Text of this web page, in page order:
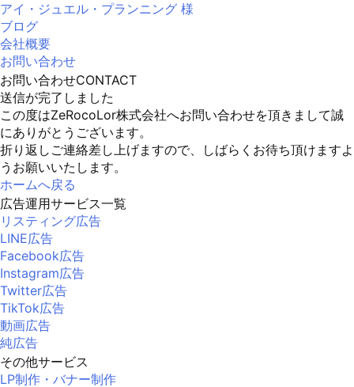
アイ・ジュエル・プランニング 様
ブログ
会社概要
お問い合わせ
お問い合わせCONTACT
送信が完了しました
この度はZeRocoLor株式会社へお問い合わせを頂きまして誠
にありがとうございます。
折り返しご連絡差し上げますので、しばらくお待ち頂けますよ
うお願いいたします。
ホームへ戻る
広告運用サービス一覧
リスティング広告
LINE広告
Facebook広告
Instagram広告
Twitter広告
TikTok広告
動画広告
純広告
その他サービス
LP制作・バナー制作